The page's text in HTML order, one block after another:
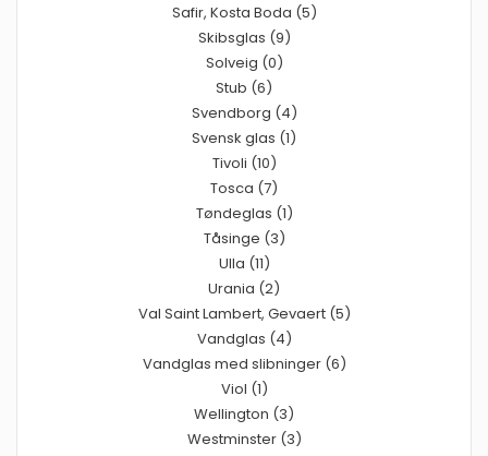
Safir, Kosta Boda (5)
Skibsglas (9)
Solveig (0)
Stub (6)
Svendborg (4)
Svensk glas (1)
Tivoli (10)
Tosca (7)
Tøndeglas (1)
Tåsinge (3)
Ulla (11)
Urania (2)
Val Saint Lambert, Gevaert (5)
Vandglas (4)
Vandglas med slibninger (6)
Viol (1)
Wellington (3)
Westminster (3)